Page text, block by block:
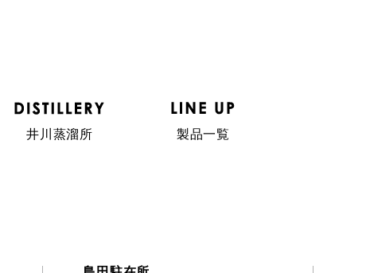
井川蒸溜所 製品一覧